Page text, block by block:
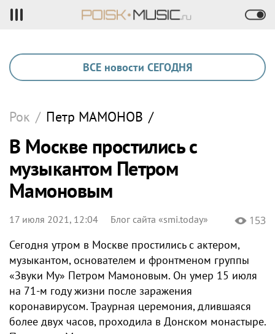
ВСЕ новости СЕГОДНЯ
Рок / Петр МАМОНОВ /
В Москве простились с
музыкантом Петром
Мамоновым
17 июля 2021, 12:04 Блог сайта «smi.today» 153
Сегодня утром в Москве простились с актером,
музыкантом, основателем и фронтменом группы
«Звуки Му» Петром Мамоновым. Он умер 15 июля
на 71-м году жизни после заражения
коронавирусом. Траурная церемония, длившаяся
более двух часов, проходила в Донском монастыре.